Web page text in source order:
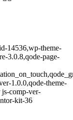
14536,wp-theme-
3.0.8,qode-page-
1.0.0,qode-theme-
js-comp-ver-
kit-36